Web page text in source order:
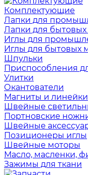
Комплектующие
Лапки для
Лапки для
Иглы для
Иглы для бытовых
Шпульки
Приспособления
Улитки
Окантователи
Магниты и линейки
Швейные
Портновские
Швейные
Позиционеры иглы
Швейные моторы
Масло, масленки,
Зажимы для ткани